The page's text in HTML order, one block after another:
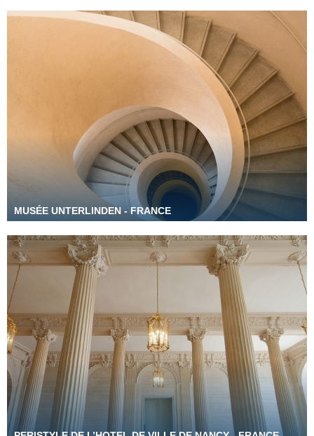
MUSÉE UNTERLINDEN - FRANCE